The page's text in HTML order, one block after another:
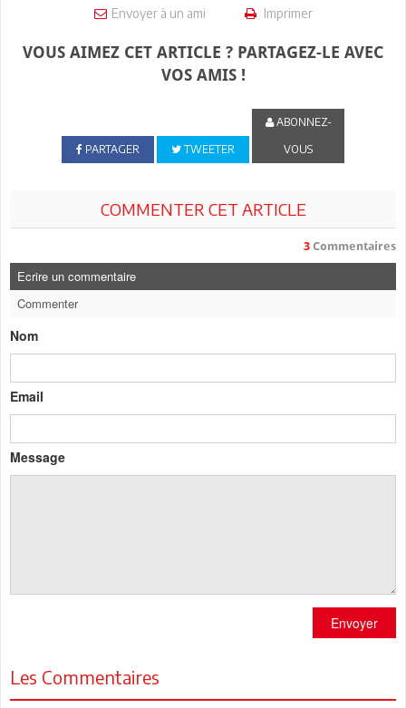
Envoyer à un ami Imprimer
VOUS AIMEZ CET ARTICLE ? PARTAGEZ-LE AVEC
VOS AMIS !
PARTAGER TWEETER
ABONNEZ-
VOUS
COMMENTER CET ARTICLE
3 Commentaires
Ecrire un commentaire
Commenter
Nom
Email
Message
Envoyer
Les Commentaires